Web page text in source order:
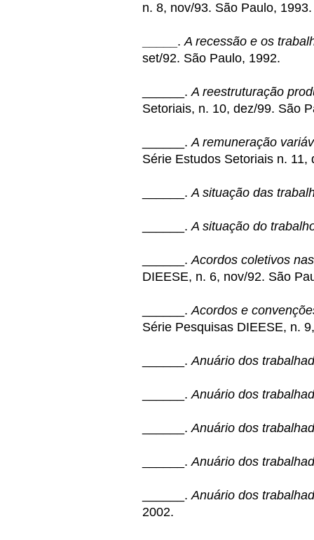
n. 8, nov/93. São Paulo, 1993.
.A recessão e os
set/92. São Paulo, 1992.
______.A reestruturação
Setoriais, n. 10, dez/99. São
______.A remuneração
Série Estudos Setoriais n.
______.A situação das
______.A situação do
______.Acordos coletivos
DIEESE, n. 6, nov/92. São
______.Acordos e
Série Pesquisas DIEESE, n.
______.Anuário dos
______.Anuário dos
______.Anuário dos
______.Anuário dos
______.Anuário dos
2002.